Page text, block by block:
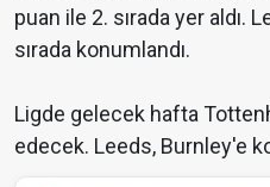
puan ile 2. sırada yer aldı.
sırada konumlandı.
Ligde gelecek hafta
edecek. Leeds, Burnley'e